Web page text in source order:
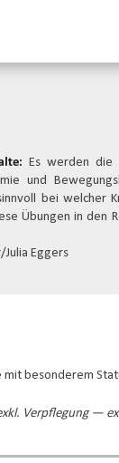
Es werden die
und
bei welcher
Übungen in den
Eggers
mit besonderem
Verpflegung —